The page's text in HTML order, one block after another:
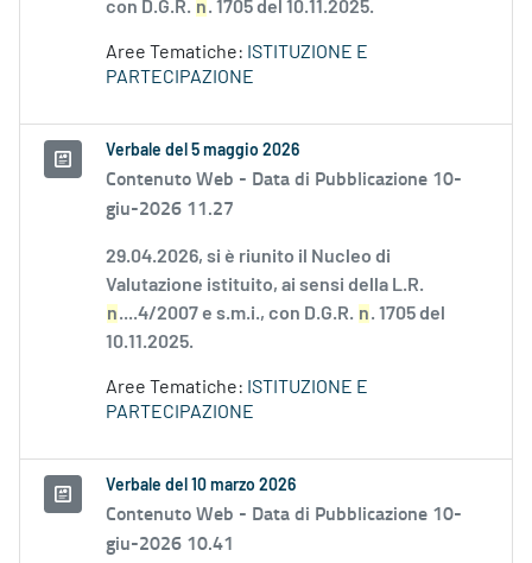
con D.G.R. n. 1705 del 10.11.2025.
Aree Tematiche: ISTITUZIONE E
PARTECIPAZIONE
Verbale del 5 maggio 2026
Contenuto Web - Data di Pubblicazione 10-
giu-2026 11.27
29.04.2026, si è riunito il Nucleo di
Valutazione istituito, ai sensi della L.R.
n....4/2007 e s.m.i., con D.G.R. n. 1705 del
10.11.2025.
Aree Tematiche: ISTITUZIONE E
PARTECIPAZIONE
Verbale del 10 marzo 2026
Contenuto Web - Data di Pubblicazione 10-
giu-2026 10.41